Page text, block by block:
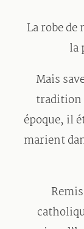
La robe de
la
Mais
tradition
époque, il
marient